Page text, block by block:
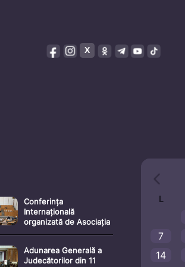
Conferința
Internațională
organizată de Asociația
prilejul celebrării a 35
de ani de la constituirea
Adunarea Generală a
Judecătorilor din 11
L
7
14